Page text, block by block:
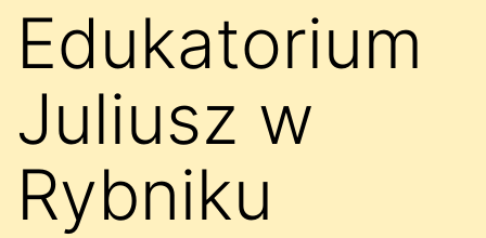
Edukatorium
Juliusz w
Rybniku